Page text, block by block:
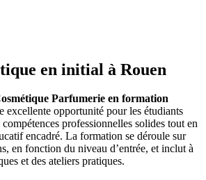
en initial à Rouen
Parfumerie en formation
excellente opportunité pour les étudiants
professionnelles solides tout en
encadré. La formation se déroule sur
en fonction du niveau d’entrée, et inclut à
et des ateliers pratiques.